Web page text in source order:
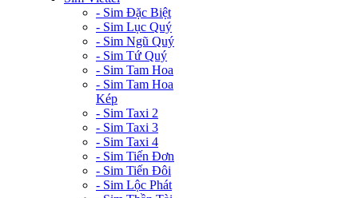
- Sim Đặc Biệt
- Sim Lục Quý
- Sim Ngũ Quý
- Sim Tứ Quý
- Sim Tam Hoa
- Sim Tam Hoa
Kép
- Sim Taxi 2
- Sim Taxi 3
- Sim Taxi 4
- Sim Tiến Đơn
- Sim Tiến Đôi
- Sim Lộc Phát